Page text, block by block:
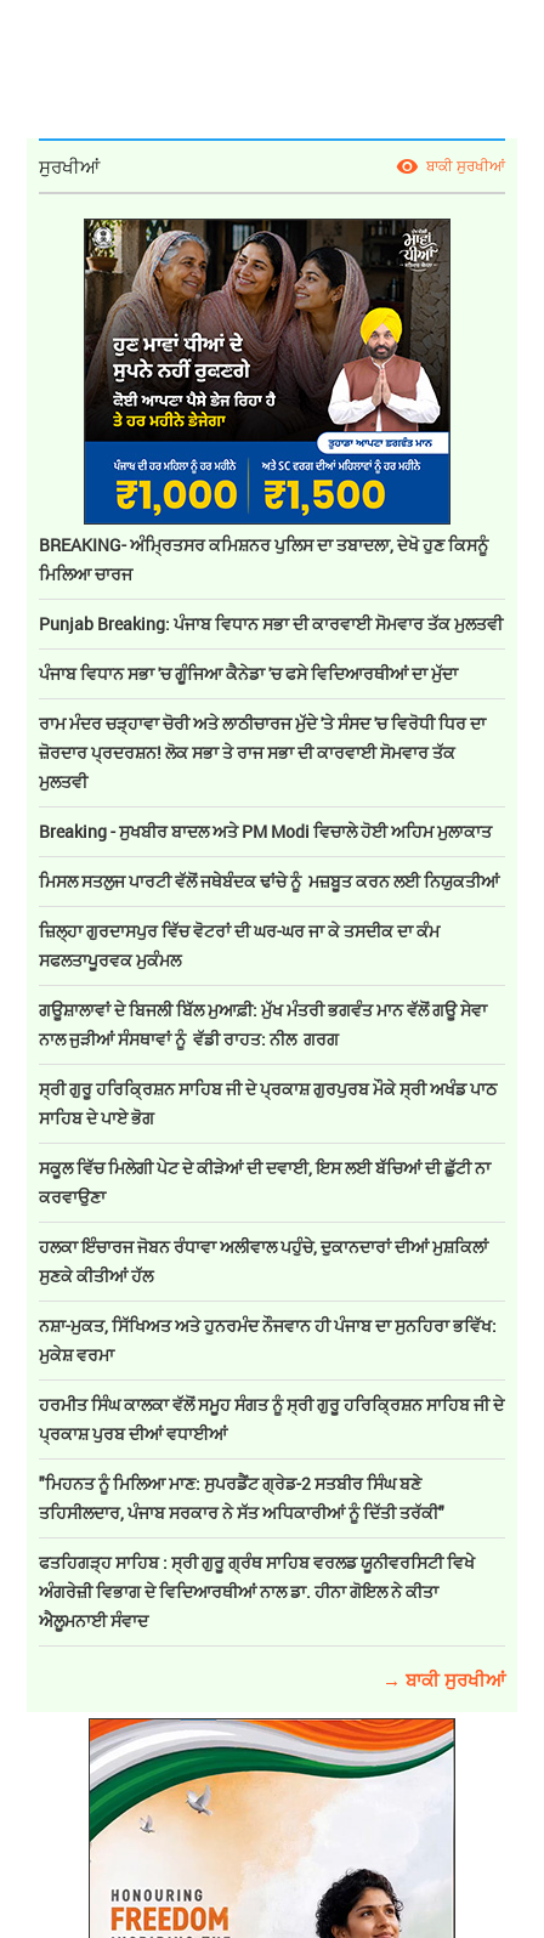
ਸੁਰਖੀਆਂ ਬਾਕੀ ਸੁਰਖੀਆਂ
BREAKING- ਅੰਮ੍ਰਿਤਸਰ ਕਮਿਸ਼ਨਰ ਪੁਲਿਸ ਦਾ ਤਬਾਦਲਾ, ਦੇਖੋ ਹੁਣ ਕਿਸਨੂੰ
ਮਿਲਿਆ ਚਾਰਜ
Punjab Breaking: ਪੰਜਾਬ ਵਿਧਾਨ ਸਭਾ ਦੀ ਕਾਰਵਾਈ ਸੋਮਵਾਰ ਤੱਕ ਮੁਲਤਵੀ
ਪੰਜਾਬ ਵਿਧਾਨ ਸਭਾ 'ਚ ਗੂੰਜਿਆ ਕੈਨੇਡਾ 'ਚ ਫਸੇ ਵਿਦਿਆਰਥੀਆਂ ਦਾ ਮੁੱਦਾ
ਰਾਮ ਮੰਦਰ ਚੜ੍ਹਾਵਾ ਚੋਰੀ ਅਤੇ ਲਾਠੀਚਾਰਜ ਮੁੱਦੇ 'ਤੇ ਸੰਸਦ 'ਚ ਵਿਰੋਧੀ ਧਿਰ ਦਾ
ਜ਼ੋਰਦਾਰ ਪ੍ਰਦਰਸ਼ਨ! ਲੋਕ ਸਭਾ ਤੇ ਰਾਜ ਸਭਾ ਦੀ ਕਾਰਵਾਈ ਸੋਮਵਾਰ ਤੱਕ
ਮੁਲਤਵੀ
Breaking - ਸੁਖਬੀਰ ਬਾਦਲ ਅਤੇ PM Modi ਵਿਚਾਲੇ ਹੋਈ ਅਹਿਮ ਮੁਲਾਕਾਤ
ਮਿਸਲ ਸਤਲੁਜ ਪਾਰਟੀ ਵੱਲੋਂ ਜਥੇਬੰਦਕ ਢਾਂਚੇ ਨੂੰ ਮਜ਼ਬੂਤ ਕਰਨ ਲਈ ਨਿਯੁਕਤੀਆਂ
ਜ਼ਿਲ੍ਹਾ ਗੁਰਦਾਸਪੁਰ ਵਿੱਚ ਵੋਟਰਾਂ ਦੀ ਘਰ-ਘਰ ਜਾ ਕੇ ਤਸਦੀਕ ਦਾ ਕੰਮ
ਸਫਲਤਾਪੂਰਵਕ ਮੁਕੰਮਲ
ਗਊਸ਼ਾਲਾਵਾਂ ਦੇ ਬਿਜਲੀ ਬਿੱਲ ਮੁਆਫ਼ੀ: ਮੁੱਖ ਮੰਤਰੀ ਭਗਵੰਤ ਮਾਨ ਵੱਲੋਂ ਗਊ ਸੇਵਾ
ਨਾਲ ਜੁੜੀਆਂ ਸੰਸਥਾਵਾਂ ਨੂੰ ਵੱਡੀ ਰਾਹਤ: ਨੀਲ ਗਰਗ
ਸ੍ਰੀ ਗੁਰੂ ਹਰਿਕ੍ਰਿਸ਼ਨ ਸਾਹਿਬ ਜੀ ਦੇ ਪ੍ਰਕਾਸ਼ ਗੁਰਪੁਰਬ ਮੌਕੇ ਸ੍ਰੀ ਅਖੰਡ ਪਾਠ
ਸਾਹਿਬ ਦੇ ਪਾਏ ਭੋਗ
ਸਕੂਲ ਵਿੱਚ ਮਿਲੇਗੀ ਪੇਟ ਦੇ ਕੀੜੇਆਂ ਦੀ ਦਵਾਈ, ਇਸ ਲਈ ਬੱਚਿਆਂ ਦੀ ਛੁੱਟੀ ਨਾ
ਕਰਵਾਉਣਾ
ਹਲਕਾ ਇੰਚਾਰਜ ਜੋਬਨ ਰੰਧਾਵਾ ਅਲੀਵਾਲ ਪਹੁੰਚੇ, ਦੁਕਾਨਦਾਰਾਂ ਦੀਆਂ ਮੁਸ਼ਕਿਲਾਂ
ਸੁਣਕੇ ਕੀਤੀਆਂ ਹੱਲ
ਨਸ਼ਾ-ਮੁਕਤ, ਸਿੱਖਿਅਤ ਅਤੇ ਹੁਨਰਮੰਦ ਨੌਜਵਾਨ ਹੀ ਪੰਜਾਬ ਦਾ ਸੁਨਹਿਰਾ ਭਵਿੱਖ:
ਮੁਕੇਸ਼ ਵਰਮਾ
ਹਰਮੀਤ ਸਿੰਘ ਕਾਲਕਾ ਵੱਲੋਂ ਸਮੂਹ ਸੰਗਤ ਨੂੰ ਸ੍ਰੀ ਗੁਰੂ ਹਰਿਕ੍ਰਿਸ਼ਨ ਸਾਹਿਬ ਜੀ ਦੇ
ਪ੍ਰਕਾਸ਼ ਪੁਰਬ ਦੀਆਂ ਵਧਾਈਆਂ
"ਮਿਹਨਤ ਨੂੰ ਮਿਲਿਆ ਮਾਣ: ਸੁਪਰਡੈਂਟ ਗ੍ਰੇਡ-2 ਸਤਬੀਰ ਸਿੰਘ ਬਣੇ
ਤਹਿਸੀਲਦਾਰ, ਪੰਜਾਬ ਸਰਕਾਰ ਨੇ ਸੱਤ ਅਧਿਕਾਰੀਆਂ ਨੂੰ ਦਿੱਤੀ ਤਰੱਕੀ"
ਫਤਹਿਗੜ੍ਹ ਸਾਹਿਬ : ਸ੍ਰੀ ਗੁਰੂ ਗ੍ਰੰਥ ਸਾਹਿਬ ਵਰਲਡ ਯੂਨੀਵਰਸਿਟੀ ਵਿਖੇ
ਅੰਗਰੇਜ਼ੀ ਵਿਭਾਗ ਦੇ ਵਿਦਿਆਰਥੀਆਂ ਨਾਲ ਡਾ. ਹੀਨਾ ਗੋਇਲ ਨੇ ਕੀਤਾ
ਐਲੂਮਨਾਈ ਸੰਵਾਦ
→ ਬਾਕੀ ਸੁਰਖੀਆਂ